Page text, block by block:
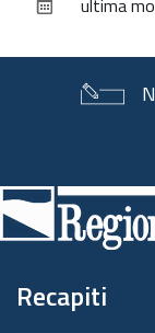
documento
ultima
di
pagina
Recapiti